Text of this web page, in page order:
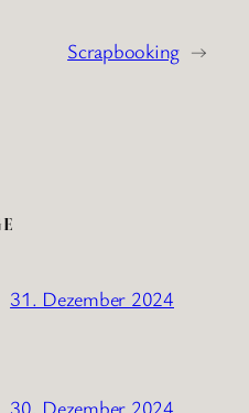
Scrapbooking →
31. Dezember 2024